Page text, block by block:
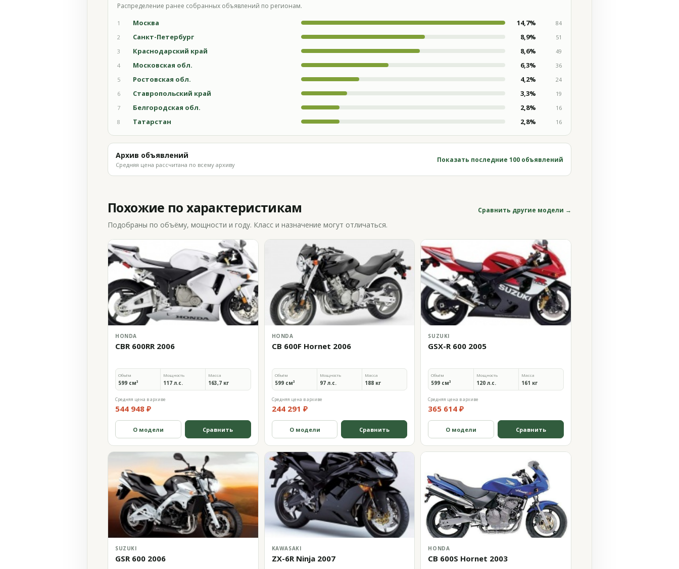
Распределение ранее собранных объявлений по регионам.
1 Москва 14,7%
84
2
Санкт-Петербург 8,9%
51
3
Краснодарский край 8,6%
49
4
Московская обл. 6,3%
36
5
Ростовская обл. 4,2%
24
6
Ставропольский край 3,3%
19
7
Белгородская обл. 2,8%
16
8
Татарстан 2,8% 16
Архив объявлений
Средняя цена рассчитана по всему архиву
Показать последние 100 объявлений
Похожие по характеристикам Сравнить другие модели →
Подобраны по объёму, мощности и году. Класс и назначение могут отличаться.
HONDA
CBR 600RR 2006
Объём
599 см³
Мощность
117 л.с.
Масса
163,7 кг
Средняя цена в архиве
544 948 ₽
О модели Сравнить
HONDA
CB 600F Hornet 2006
Объём
599 см³
Мощность
97 л.с.
Масса
188 кг
Средняя цена в архиве
244 291 ₽
О модели Сравнить
SUZUKI
GSX-R 600 2005
Объём
599 см³
Мощность
120 л.с.
Масса
161 кг
Средняя цена в архиве
365 614 ₽
О модели Сравнить
SUZUKI
GSR 600 2006
KAWASAKI
ZX-6R Ninja 2007
HONDA
CB 600S Hornet 2003